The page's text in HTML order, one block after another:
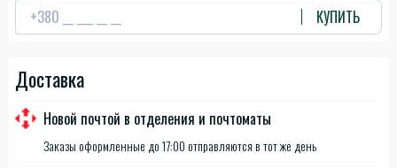
КУПИТЬ
Доставка
Новой почтой в отделения и почтоматы
Заказы оформленные до 17:00 отправляются в тот же день